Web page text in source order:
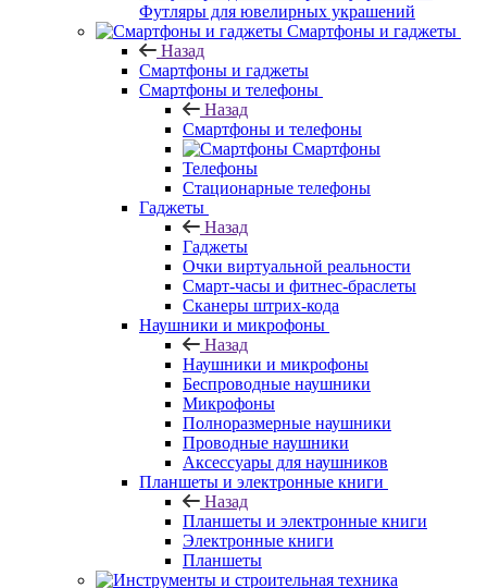
Футляры для ювелирных украшений
Смартфоны и гаджеты
Назад
Смартфоны и гаджеты
Смартфоны и телефоны
Назад
Смартфоны и телефоны
Смартфоны
Телефоны
Стационарные телефоны
Гаджеты
Назад
Гаджеты
Очки виртуальной реальности
Смарт-часы и фитнес-браслеты
Сканеры штрих-кода
Наушники и микрофоны
Назад
Наушники и микрофоны
Беспроводные наушники
Микрофоны
Полноразмерные наушники
Проводные наушники
Аксессуары для наушников
Планшеты и электронные книги
Назад
Планшеты и электронные книги
Электронные книги
Планшеты